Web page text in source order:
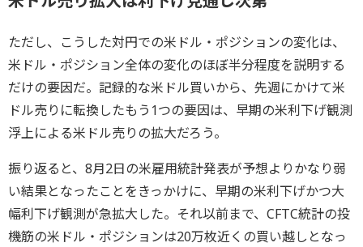
ただし、こうした対円での米ドル・ポジションの変化は、
米ドル・ポジション全体の変化のほぼ半分程度を説明する
だけの要因だ。記録的な米ドル買いから、先週にかけて米
ドル売りに転換したもう1つの要因は、早期の米利下げ観測
浮上による米ドル売りの拡大だろう。
振り返ると、8月2日の米雇用統計発表が予想よりかなり弱
い結果となったことをきっかけに、早期の米利下げかつ大
幅利下げ観測が急拡大した。それ以前まで、CFTC統計の投
機筋の米ドル・ポジションは20万枚近くの買い越しとなっ